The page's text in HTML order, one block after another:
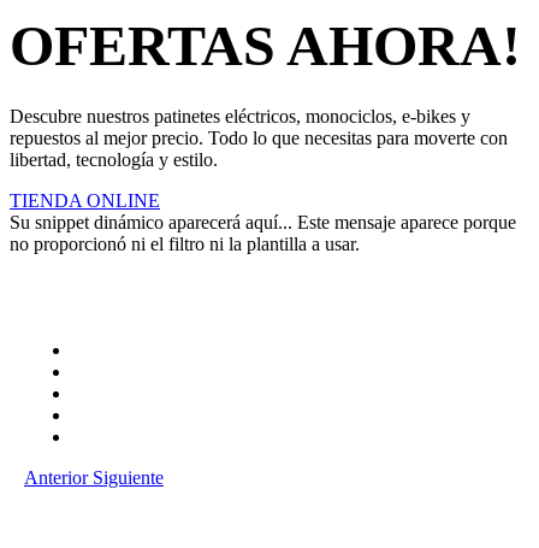
OFERTAS AHORA!
Descubre nuestros patinetes eléctricos, monociclos, e-bikes y
repuestos al mejor precio. Todo lo que necesitas para moverte con
libertad, tecnología y estilo.
TIENDA ONLINE
Su snippet dinámico aparecerá aquí... Este mensaje aparece porque
no proporcionó ni el filtro ni la plantilla a usar.
Anterior Siguiente